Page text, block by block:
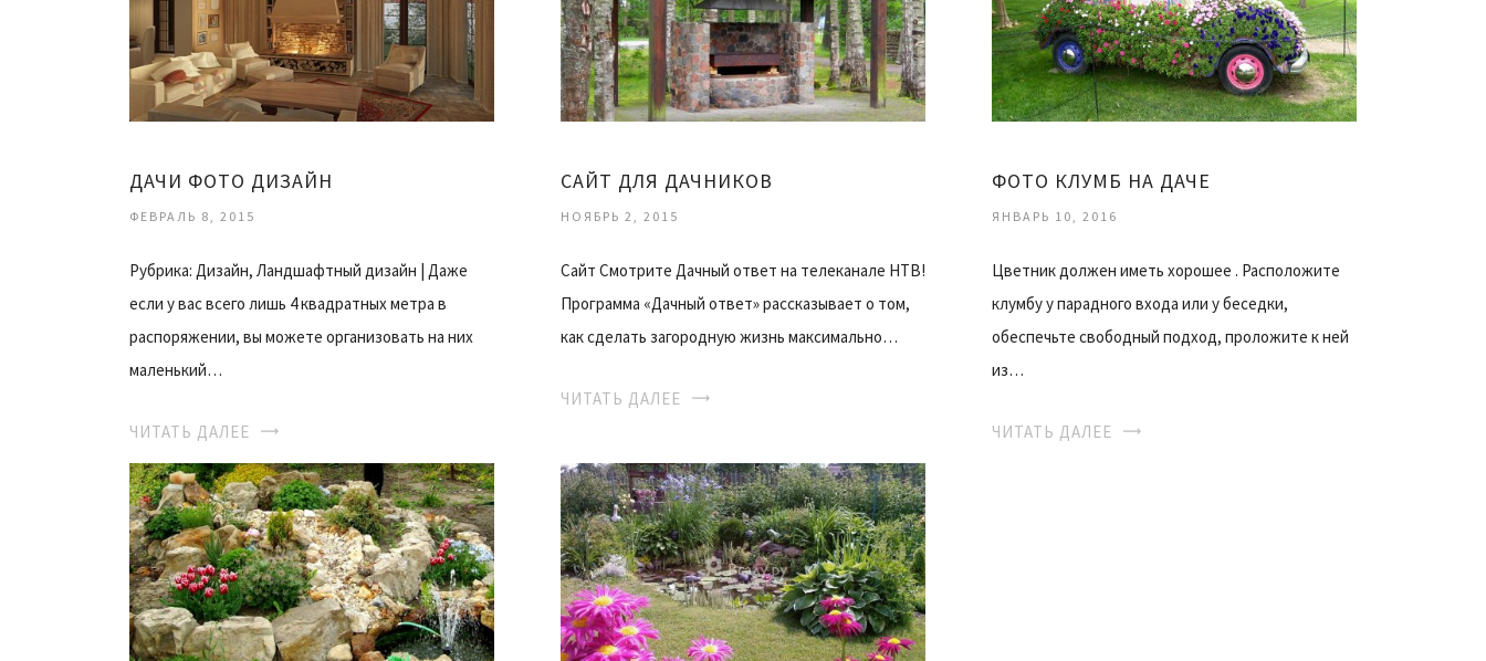
ДАЧИ ФОТО ДИЗАЙН
ФЕВРАЛЬ 8, 2015
Рубрика: Дизайн, Ландшафтный дизайн | Даже
если у вас всего лишь 4 квадратных метра в
распоряжении, вы можете организовать на них
маленький…
ЧИТАТЬ ДАЛЕЕ
САЙТ ДЛЯ ДАЧНИКОВ
НОЯБРЬ 2, 2015
Сайт Смотрите Дачный ответ на телеканале НТВ!
Программа «Дачный ответ» рассказывает о том,
как сделать загородную жизнь максимально…
ЧИТАТЬ ДАЛЕЕ
ФОТО КЛУМБ НА ДАЧЕ
ЯНВАРЬ 10, 2016
Цветник должен иметь хорошее . Расположите
клумбу у парадного входа или у беседки,
обеспечьте свободный подход, проложите к ней
из…
ЧИТАТЬ ДАЛЕЕ